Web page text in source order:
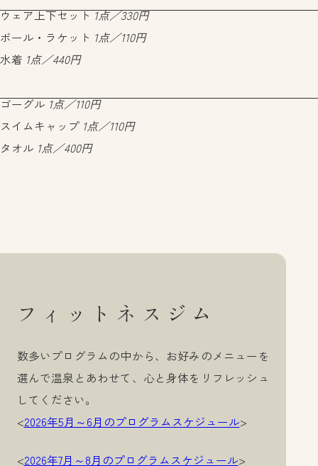
ウェア上下セット1点／330円
ボール・ラケット 1点／110円
水着 1点／440円
ゴーグル1点／110円
スイムキャップ 1点／110円
タオル 1点／400円
フィットネスジム
数多いプログラムの中から、お好みのメニューを
選んで温泉とあわせて、心と身体をリフレッシュ
してください。
<2026年5月～6月のプログラムスケジュール>
<2026年7月～8月のプログラムスケジュール>